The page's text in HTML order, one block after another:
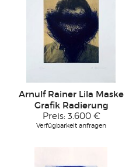
Arnulf Rainer Lila Maske
Grafik Radierung
Preis: 3.600 €
Verfügbarkeit anfragen